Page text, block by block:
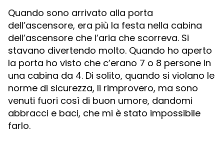
Quando sono arrivato alla porta
dell’ascensore, era più la festa nella cabina
dell’ascensore che l’aria che scorreva. Si
stavano divertendo molto. Quando ho aperto
la porta ho visto che c’erano 7 o 8 persone in
una cabina da 4. Di solito, quando si violano le
norme di sicurezza, li rimprovero, ma sono
venuti fuori così di buon umore, dandomi
abbracci e baci, che mi è stato impossibile
farlo.